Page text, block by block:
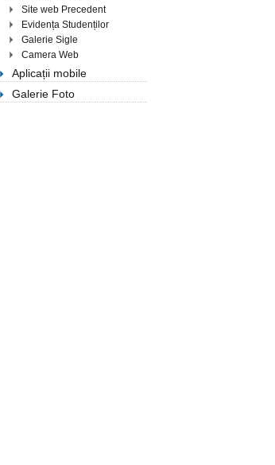
Site web Precedent
Evidența Studenților
Galerie Sigle
Camera Web
Aplicații mobile
Galerie Foto